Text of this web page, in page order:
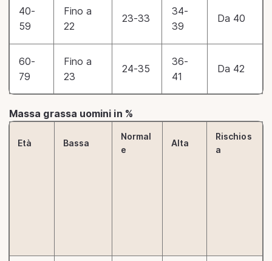
40-
59
Fino a
22
23-33
34-
39
Da 40
60-
79
Fino a
23
24-35
36-
41
Da 42
Massa grassa uomini in %
Età Bassa
Normal
e
Alta
Rischios
a